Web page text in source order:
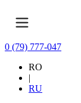
0 (79) 777-047
RO
|
RU